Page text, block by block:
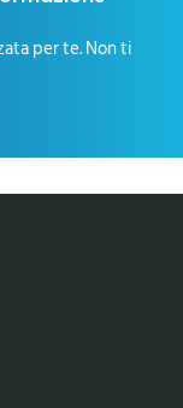
per te. Non ti